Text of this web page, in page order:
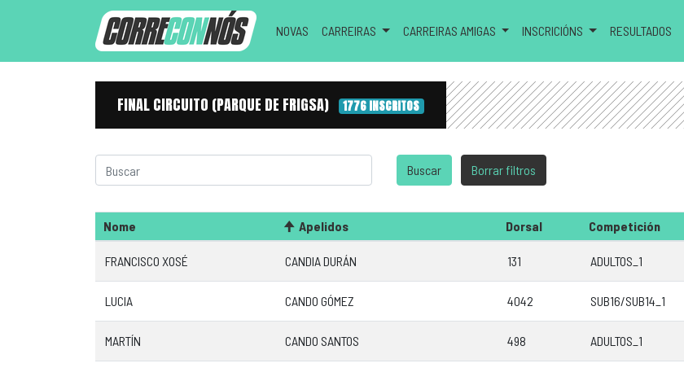
NOVAS CARREIRAS CARREIRAS AMIGAS INSCRICIÓNS RESULTADOS
FINAL CIRCUITO (PARQUE DE FRIGSA) 1776 INSCRITOS
Nome Apelidos Dorsal Competición
FRANCISCO XOSÉ CANDIA DURÁN 131 ADULTOS_1
LUCIA CANDO GÓMEZ 4042 SUB16/SUB14_1
MARTÍN CANDO SANTOS 498 ADULTOS_1